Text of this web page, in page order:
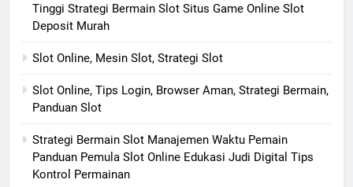
Tinggi Strategi Bermain Slot Situs Game Online Slot
Deposit Murah
Slot Online, Mesin Slot, Strategi Slot
Slot Online, Tips Login, Browser Aman, Strategi Bermain,
Panduan Slot
Strategi Bermain Slot Manajemen Waktu Pemain
Panduan Pemula Slot Online Edukasi Judi Digital Tips
Kontrol Permainan